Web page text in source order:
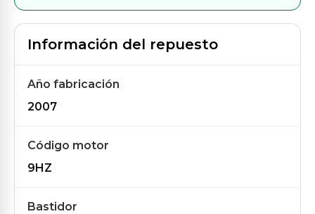
Información del repuesto
Año fabricación
2007
Código motor
9HZ
Bastidor